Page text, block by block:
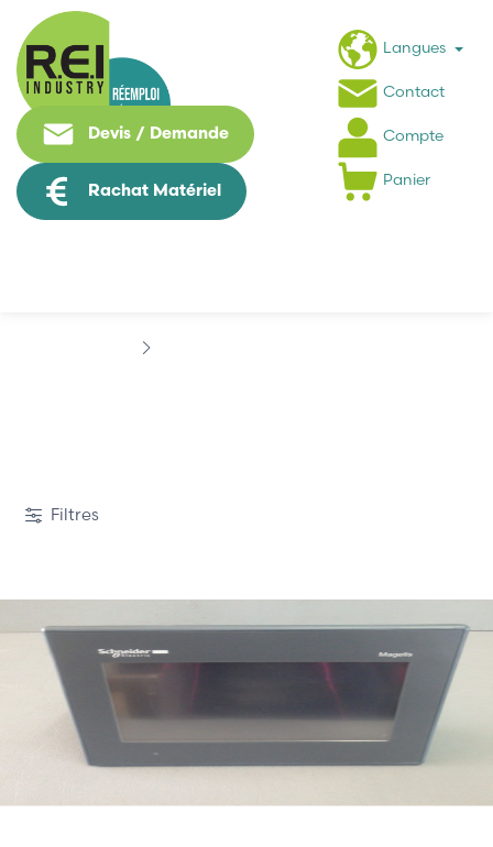
Devis / Demande
Rachat Matériel
Langues
Contact
Compte
Panier
Filtres